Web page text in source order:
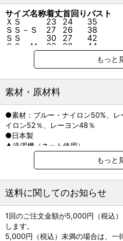
薄手で伸縮性抜群。フィットして動
小型犬・中型犬・大型犬サイズOK
■WHCY（ウォームハートカンパニ
犬との毎日をもっと心地よく、も
誕生したブランド
人とともに暮らす犬との穏やかな
インを追求
大切な家族の一員のためのものづく
「WHCY」は、犬との暮らしをよ
へと導くために、
デザインにこだわった製品を創り続
サイズ名称着丈首回りバスト
ＸＳ
23 24
35
ＳＳ－Ｓ
27 26
38
ＳＳ
30 27
42
ＳＳ－Ｍ
32 28
44
34 34
54
48 42
72
Ｌ
52 45 78
●サイズ(約)：
２３（ＸＳ）・着丈23×首回り24×
３０（ＳＳ）・着丈30×首回り27×
３２（ＳＳ－Ｍ）・着丈32×首回り
３４（Ｓ）・着丈34×首回り34×バ
３９（Ｍ）・着丈39×首回り38×バ
４８（ＭＬ）・着丈48×首回り42×
５２（Ｌ）・着丈52×首回り45×バ
もっと
素材・原材料
●素材：ブルー・ナイロン50%、レ
イロン52％、レーヨン48％
●日本製
▲洗濯機（ネット使用）
バストを基準にお選びください。もっと
送料に関してのお知らせ
1回のご注文金額が5,000円（税込
します。
5,000円（税込）未満の場合は、一